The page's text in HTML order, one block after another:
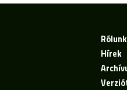
Rólunk
Hírek